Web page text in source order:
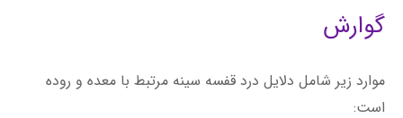
گوارش
موارد زیر شامل دلایل درد قفسه سینه مرتبط با معده و روده
است: